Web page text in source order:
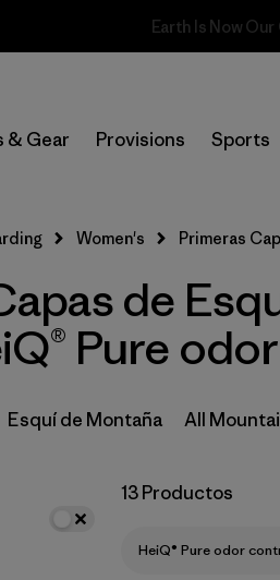
Sale — Up to 40% Off
& Gear Provisions Sports
Selecciona una tienda
Filtrar por
Price
Filtrar por
Size
Filtrar por
Fit
Filtrar por
Features & Processes 1
Women's Primeras
de
Pure
Esquí de Montaña All
13 Productos
HeiQ® Pure odor